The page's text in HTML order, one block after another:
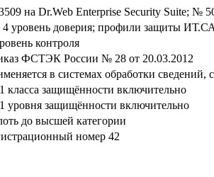
на Dr.Web Enterprise Security Suite; №
4 уровень доверия; профили защиты
контроля
ФСТЭК России № 28 от 20.03.2012
в системах обработки
класса защищённости включительно
уровня защищённости включительно
до высшей категории
номер 42